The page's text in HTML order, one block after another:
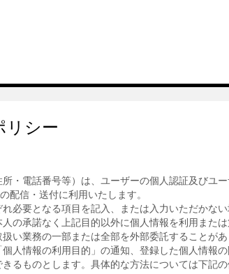
リシー
・電話番号等）は、ユーザーの個人認証及びユ
配信・送付に利用いたします。
必要となる項目を記入、または入力いただかな
の承諾なく上記目的以外に個人情報を利用または
い業務の一部または全部を外部委託することがあ
人情報の利用目的」の通知、登録した個人情報
るものとします。具体的な方法については下記